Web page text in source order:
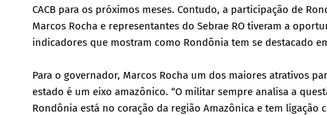
CACB para os próximos meses. Contudo, a participação de
Marcos Rocha e representantes do Sebrae RO tiveram a
indicadores que mostram como Rondônia tem se destacado
Para o governador, Marcos Rocha um dos maiores atrativos
estado é um eixo amazônico. “O militar sempre analisa a
Rondônia está no coração da região Amazônica e tem